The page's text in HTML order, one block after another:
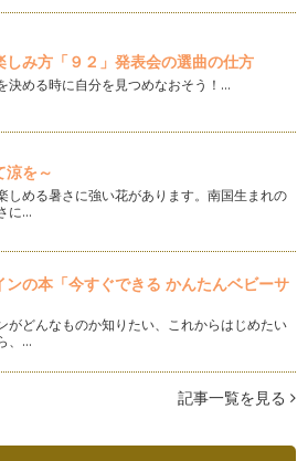
まで着させるの？
てが初めてのことだらけで、授乳・寝
々戸惑うこと…
る５つのこと
とってもママにとっても、負担であ
なぜ…
の引き出しを増やそう
う」と世間ではよく言いますが、意外
ょうか？いい…
メな母親？！
が、いざ子育てが始まると、けっこう
ウ…
子育て省エネ法のすすめ～
気な赤ちゃんと対面すると、喜びや安
しみ方「９２」発表会の選曲の仕方
決める時に自分を見つめなおそう！…
涼を～
しめる暑さに強い花があります。南国生まれの
に…
ンの本「今すぐできる かんたんベビーサ
がどんなものか知りたい、これからはじめたい
、…
記事一覧を見る